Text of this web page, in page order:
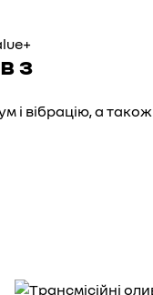
з
і вібрацію, а також